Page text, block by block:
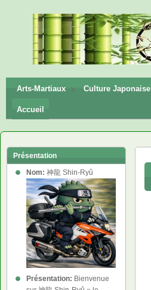
神龍
Shin-
Ryū
Arts-Martiaux Culture Japonaise
Accueil
Présentation
Nom: 神龍 Shin-Ryû
Présentation: Bienvenue